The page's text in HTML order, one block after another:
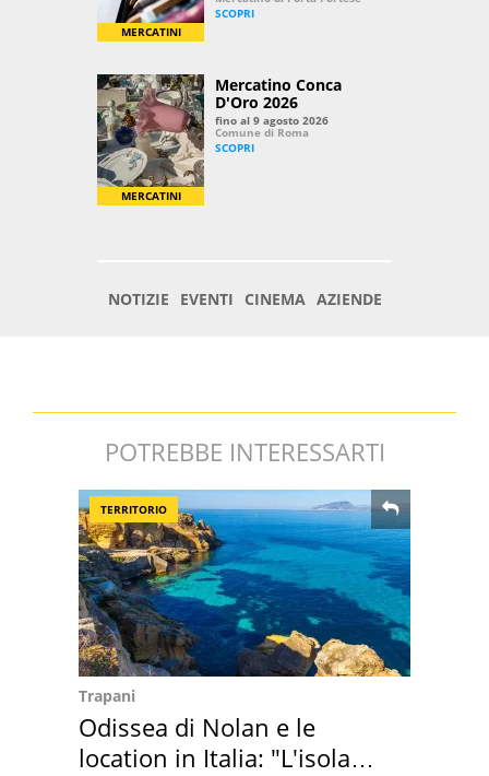
POTREBBE INTERESSARTI
TERRITORIO
Trapani
Odissea di Nolan e le
location in Italia: "L'isola